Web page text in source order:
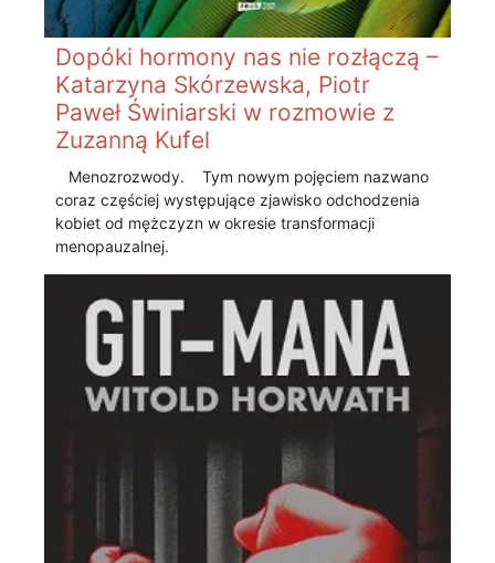
Dopóki hormony nas nie rozłączą –
Katarzyna Skórzewska, Piotr
Paweł Świniarski w rozmowie z
Zuzanną Kufel
Menozrozwody. Tym nowym pojęciem nazwano
coraz częściej występujące zjawisko odchodzenia
kobiet od mężczyzn w okresie transformacji
menopauzalnej.